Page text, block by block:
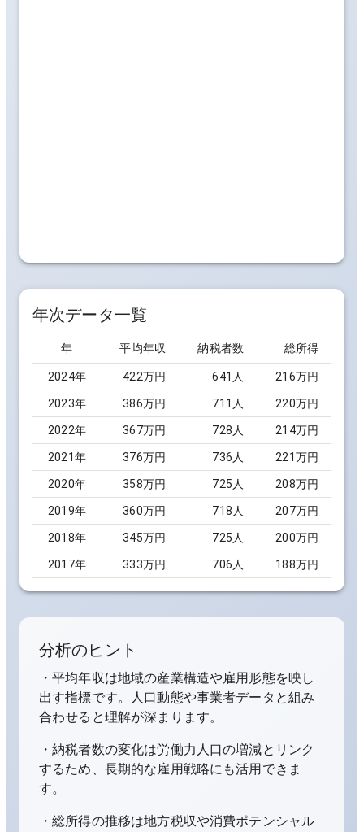
年次データ一覧
年 平均年収 納税者数 総所得
2024年 422万円 641 人 216万円
2023年 386万円 711 人 220万円
2022年 367万円 728 人 214万円
2021年 376万円 736 人 221万円
2020年 358万円 725 人 208万円
2019年 360万円 718 人 207万円
2018年 345万円 725 人 200万円
2017年 333万円 706 人 188万円
分析のヒント
・平均年収は地域の産業構造や雇用形態を映し
出す指標です。人口動態や事業者データと組み
合わせると理解が深まります。
・納税者数の変化は労働力人口の増減とリンク
するため、長期的な雇用戦略にも活用できま
す。
・総所得の推移は地方税収や消費ポテンシャル